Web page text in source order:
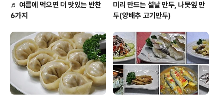
♬ 여름에 먹으면 더 맛있는 반찬
6가지
미리 만드는 설날 만두, 나뭇잎 만
두(양배추 고기만두)